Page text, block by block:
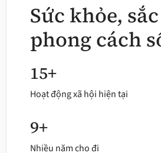
Sức khỏe,
phong cách
15+
Hoạt động xã hội hiện tại
9+
Nhiều năm cho đi